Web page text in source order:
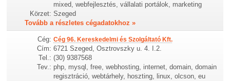
mixed, webfejlesztés, vállalati portálok, marketing
Körzet: Szeged
Tovább a részletes cégadatokhoz »
Cég: Cég 96. Kereskedelmi és Szolgáltató Kft.
Cím: 6721 Szeged, Osztrovszky u. 4. I.2.
Tel.: (30) 9387568
Tev.: php, mysql, free, webhosting, internet, domain, domain
regisztráció, webtárhely, hoszting, linux, olcson, eu